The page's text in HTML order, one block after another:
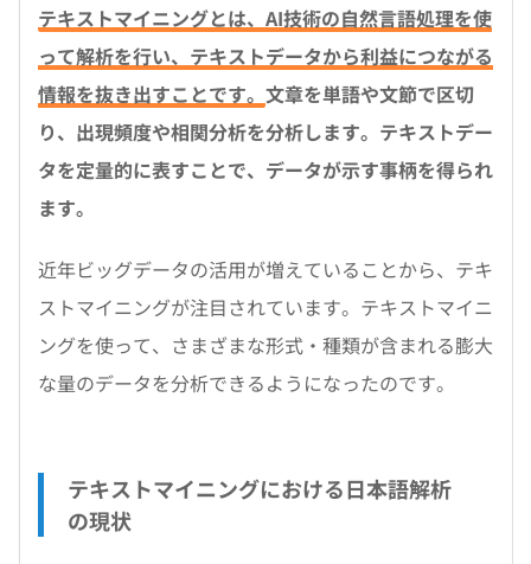
テキストマイニングとは、AI技術の自然言語処理を使
って解析を行い、テキストデータから利益につながる
情報を抜き出すことです。 文章を単語や文節で区切
り、出現頻度や相関分析を分析します。テキストデー
タを定量的に表すことで、データが示す事柄を得られ
ます。
近年ビッグデータの活用が増えていることから、テキ
ストマイニングが注目されています。テキストマイニ
ングを使って、さまざまな形式・種類が含まれる膨大
な量のデータを分析できるようになったのです。
テキストマイニングにおける日本語解析
の現状